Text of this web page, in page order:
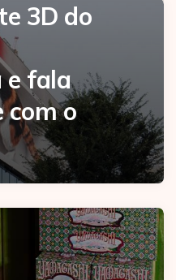
3D do
e fala
com o